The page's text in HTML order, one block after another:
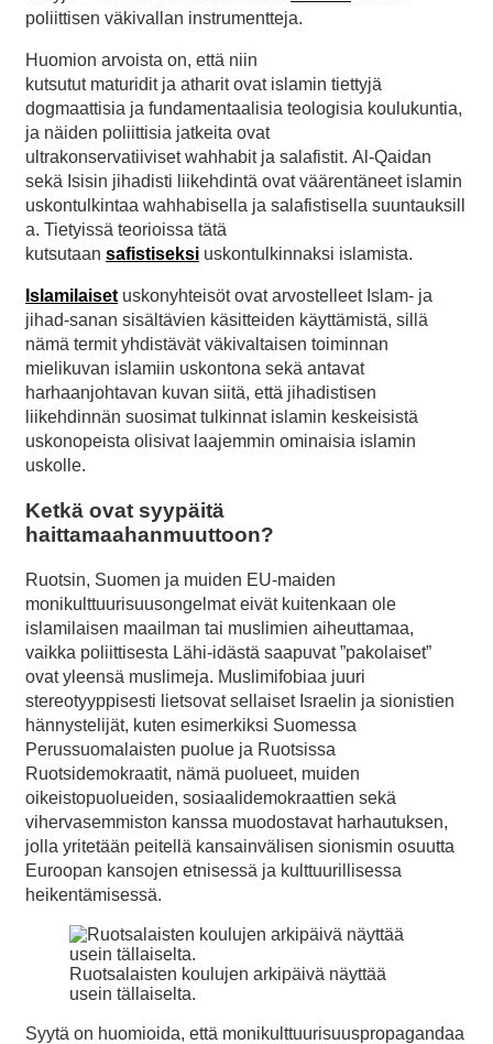
poliittisen väkivallan instrumentteja.
Huomion arvoista on, että niin
kutsutut maturidit ja atharit ovat islamin tiettyjä
dogmaattisia ja fundamentaalisia teologisia koulukuntia,
ja näiden poliittisia jatkeita ovat
ultrakonservatiiviset wahhabit ja salafistit. Al-Qaidan
sekä Isisin jihadisti liikehdintä ovat väärentäneet islamin
uskontulkintaa wahhabisella ja salafistisella suuntauksill
a. Tietyissä teorioissa tätä
kutsutaan safistiseksi uskontulkinnaksi islamista.
Islamilaiset uskonyhteisöt ovat arvostelleet Islam- ja
jihad-sanan sisältävien käsitteiden käyttämistä, sillä
nämä termit yhdistävät väkivaltaisen toiminnan
mielikuvan islamiin uskontona sekä antavat
harhaanjohtavan kuvan siitä, että jihadistisen
liikehdinnän suosimat tulkinnat islamin keskeisistä
uskonopeista olisivat laajemmin ominaisia islamin
uskolle.
Ketkä ovat syypäitä
haittamaahanmuuttoon?
Ruotsin, Suomen ja muiden EU-maiden
monikulttuurisuusongelmat eivät kuitenkaan ole
islamilaisen maailman tai muslimien aiheuttamaa,
vaikka poliittisesta Lähi-idästä saapuvat ”pakolaiset”
ovat yleensä muslimeja. Muslimifobiaa juuri
stereotyyppisesti lietsovat sellaiset Israelin ja sionistien
hännystelijät, kuten esimerkiksi Suomessa
Perussuomalaisten puolue ja Ruotsissa
Ruotsidemokraatit, nämä puolueet, muiden
oikeistopuolueiden, sosiaalidemokraattien sekä
vihervasemmiston kanssa muodostavat harhautuksen,
jolla yritetään peitellä kansainvälisen sionismin osuutta
Euroopan kansojen etnisessä ja kulttuurillisessa
heikentämisessä.
Ruotsalaisten koulujen arkipäivä näyttää
usein tällaiselta.
Syytä on huomioida, että monikulttuurisuuspropagandaa